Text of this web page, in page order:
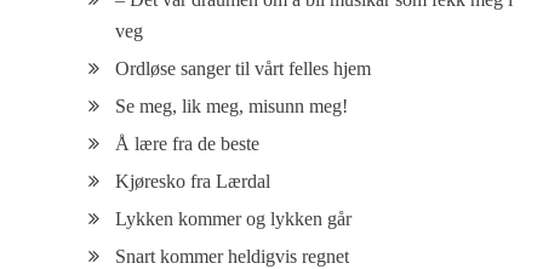
veg
Ordløse sanger til vårt felles hjem
Se meg, lik meg, misunn meg!
Å lære fra de beste
Kjøresko fra Lærdal
Lykken kommer og lykken går
Snart kommer heldigvis regnet